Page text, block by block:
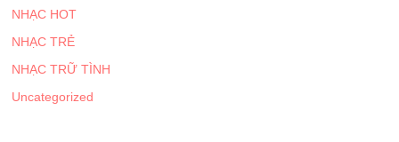
NHẠC HOT
NHẠC TRẺ
NHẠC TRỮ TÌNH
Uncategorized